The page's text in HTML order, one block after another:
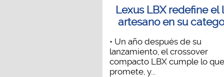
Lexus LBX redefine el
artesano en su
• Un año después de su
lanzamiento, el crossover
compacto LBX cumple lo que
promete, y...